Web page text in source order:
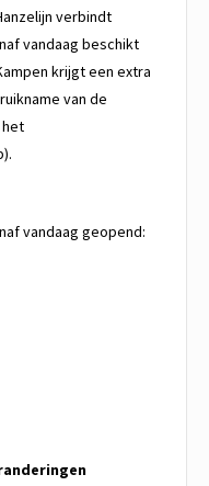
verbindt
vandaag beschikt
krijgt een extra
van de
het
vandaag geopend: